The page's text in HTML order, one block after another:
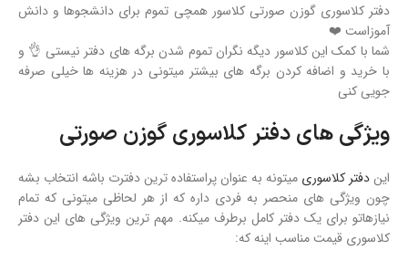
دفتر کلاسوری گوزن صورتی کلاسور همچی تموم برای دانشجوها و دانش
آموزاست ❤️
شما با کمک این کلاسور دیگه نگران تموم شدن برگه های دفتر نیستی 👌 و
با خرید و اضافه کردن برگه های بیشتر میتونی در هزینه ها خیلی صرفه
جویی کنی
ویژگی های دفتر کلاسوری گوزن صورتی
این دفتر کلاسوری میتونه به عنوان پراستفاده ترین دفترت باشه انتخاب بشه
چون ویژگی های منحصر به فردی داره که از هر لحاظی میتونی که تمام
نیازهاتو برای یک دفتر کامل برطرف میکنه. مهم ترین ویژگی های این دفتر
کلاسوری قیمت مناسب اینه که: